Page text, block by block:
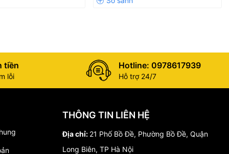
Máy 12.7MM Về 6.35MM
tiền
lỗi
Hotline: 0978617939
Hỗ trợ 24/7
THÔNG TIN LIÊN HỆ
Địa chỉ: 21 Phố Bồ Đề, Phường Bồ Đề, Quận
Long Biên, TP Hà Nội